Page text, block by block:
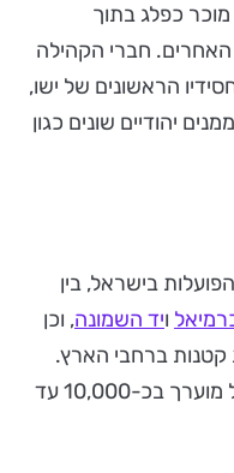
כפלג בתוך
חברי הקהילה
הראשונים של ישו,
יהודיים שונים כגון
בישראל, בין
ויד השמונה, וכן
קטנות ברחבי הארץ.
מספר היהודים המשיחיים בישראל מוערך בכ-10,000 עד